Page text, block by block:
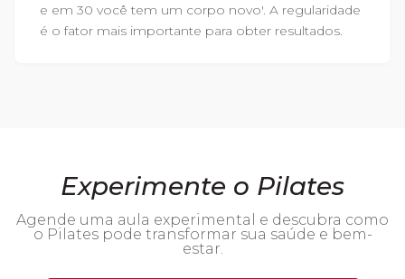
e em 30 você tem um corpo novo'. A regularidade
é o fator mais importante para obter resultados.
Experimente o Pilates
Agende uma aula experimental e descubra como
o Pilates pode transformar sua saúde e bem-
estar.